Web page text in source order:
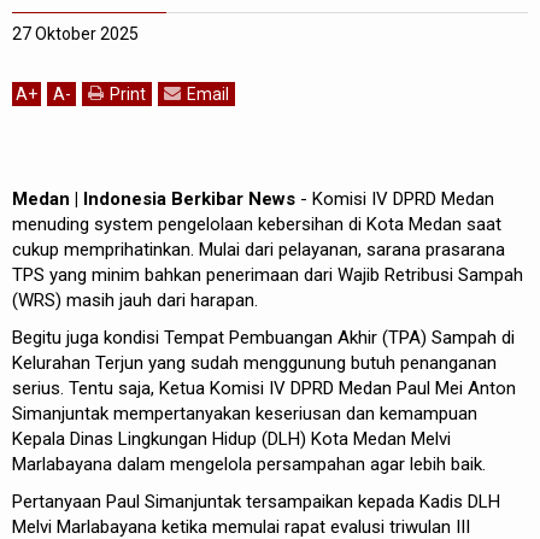
27 Oktober 2025
A+ A- Print Email
Medan | Indonesia Berkibar News - Komisi IV DPRD Medan
menuding system pengelolaan kebersihan di Kota Medan saat
cukup memprihatinkan. Mulai dari pelayanan, sarana prasarana
TPS yang minim bahkan penerimaan dari Wajib Retribusi Sampah
(WRS) masih jauh dari harapan.
Begitu juga kondisi Tempat Pembuangan Akhir (TPA) Sampah di
Kelurahan Terjun yang sudah menggunung butuh penanganan
serius. Tentu saja, Ketua Komisi IV DPRD Medan Paul Mei Anton
Simanjuntak mempertanyakan keseriusan dan kemampuan
Kepala Dinas Lingkungan Hidup (DLH) Kota Medan Melvi
Marlabayana dalam mengelola persampahan agar lebih baik.
Pertanyaan Paul Simanjuntak tersampaikan kepada Kadis DLH
Melvi Marlabayana ketika memulai rapat evalusi triwulan III